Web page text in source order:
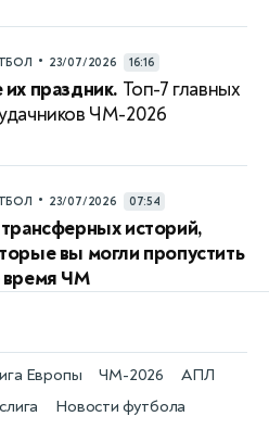
• 23/07/2026 16:16
их праздник. Топ-7 главных
ЧМ-2026
• 23/07/2026 07:54
историй,
вы могли пропустить
время ЧМ
Новости футбола
Европы ЧМ-2026 АПЛ